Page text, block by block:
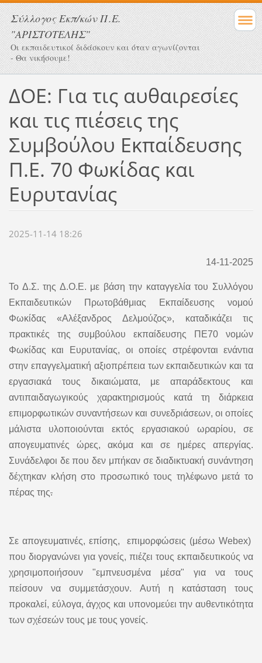
Σύλλογος Eκπ/κών Π.Ε.
"ΑΡΙΣΤΟΤΕΛΗΣ"
Οι εκπαιδευτικοί διδάσκουν και όταν αγωνίζονται
- Θα νικήσουμε!
ΔΟΕ: Για τις αυθαιρεσίες
και τις πιέσεις της
Συμβούλου Εκπαίδευσης
Π.Ε. 70 Φωκίδας και
Ευρυτανίας
2025-11-14 18:26
14-11-2025
Το Δ.Σ. της Δ.Ο.Ε. με βάση την καταγγελία του Συλλόγου
Εκπαιδευτικών Πρωτοβάθμιας Εκπαίδευσης νομού
Φωκίδας «Αλέξανδρος Δελμούζος», καταδικάζει τις
πρακτικές της συμβούλου εκπαίδευσης ΠΕ70 νομών
Φωκίδας και Ευρυτανίας, οι οποίες στρέφονται ενάντια
στην επαγγελματική αξιοπρέπεια των εκπαιδευτικών και τα
εργασιακά τους δικαιώματα, με απαράδεκτους και
αντιπαιδαγωγικούς χαρακτηρισμούς κατά τη διάρκεια
επιμορφωτικών συναντήσεων και συνεδριάσεων, οι οποίες
μάλιστα υλοποιούνται εκτός εργασιακού ωραρίου, σε
απογευματινές ώρες, ακόμα και σε ημέρες απεργίας.
Συνάδελφοι δε που δεν μπήκαν σε διαδικτυακή συνάντηση
δέχτηκαν κλήση στο προσωπικό τους τηλέφωνο μετά το
πέρας της.
Σε απογευματινές, επίσης, επιμορφώσεις (μέσω Webex)
που διοργανώνει για γονείς, πιέζει τους εκπαιδευτικούς να
χρησιμοποιήσουν "εμπνευσμένα μέσα" για να τους
πείσουν να συμμετάσχουν. Αυτή η κατάσταση τους
προκαλεί, εύλογα, άγχος και υπονομεύει την αυθεντικότητα
των σχέσεών τους με τους γονείς.